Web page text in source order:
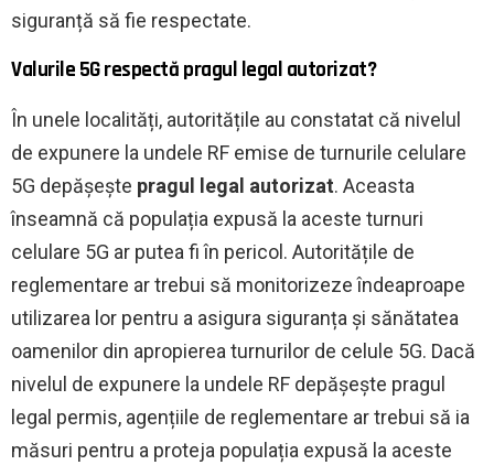
siguranță să fie respectate.
Valurile 5G respectă pragul legal autorizat?
În unele localități, autoritățile au constatat că nivelul
de expunere la undele RF emise de turnurile celulare
5G depășește pragul legal autorizat. Aceasta
înseamnă că populația expusă la aceste turnuri
celulare 5G ar putea fi în pericol. Autoritățile de
reglementare ar trebui să monitorizeze îndeaproape
utilizarea lor pentru a asigura siguranța și sănătatea
oamenilor din apropierea turnurilor de celule 5G. Dacă
nivelul de expunere la undele RF depășește pragul
legal permis, agențiile de reglementare ar trebui să ia
măsuri pentru a proteja populația expusă la aceste